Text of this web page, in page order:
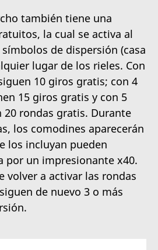
también tiene una
la cual se activa al
de dispersión (casa
lugar de los rieles. Con
10 giros gratis; con 4
15 giros gratis y con 5
20 rondas gratis. Durante
los comodines aparecerán
los incluyan pueden
por un impresionante x40.
volver a activar las rondas
de nuevo 3 o más